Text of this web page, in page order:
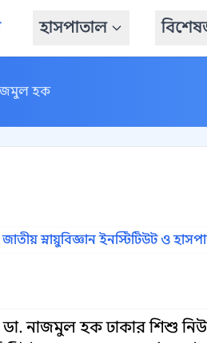
হাসপাতাল
হক
জাতীয় স্নায়ুবিজ্ঞান ইনস্টিটিউট ও
ডা. নাজমুল হক ঢাকার শিশু